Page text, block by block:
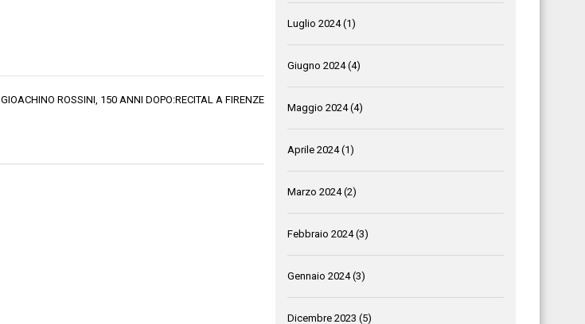
GIOACHINO ROSSINI, 150 ANNI DOPO:RECITAL A FIRENZE
Luglio 2024(1)
Giugno 2024(4)
Maggio 2024(4)
Aprile 2024(1)
Marzo 2024(2)
Febbraio 2024(3)
Gennaio 2024(3)
Dicembre 2023 (5)